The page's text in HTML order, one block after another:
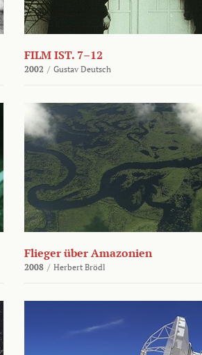
FILM IST. 7–12
2002 / Gustav Deutsch
Flieger über Amazonien
2008 / Herbert Brödl